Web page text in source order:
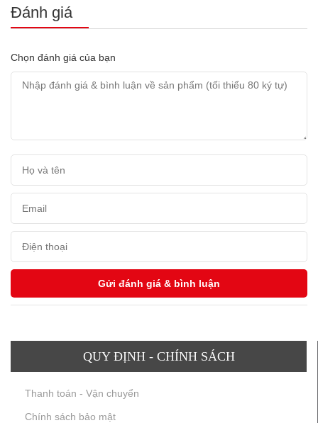
Đánh giá
Chọn đánh giá của bạn
QUY ĐỊNH - CHÍNH SÁCH
Thanh toán - Vận chuyển
Chính sách bảo mật